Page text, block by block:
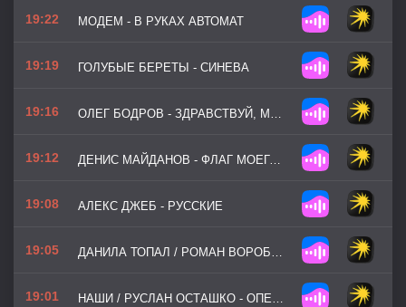
19:22 МОДЕМ - В РУКАХ АВТОМАТ
19:19 ГОЛУБЫЕ БЕРЕТЫ - СИНЕВА
19:16 ОЛЕГ БОДРОВ - ЗДРАВСТВУЙ, МАМА
19:12 ДЕНИС МАЙДАНОВ - ФЛАГ МОЕГО ГОСУДАРСТВА
19:08 АЛЕКС ДЖЕБ - РУССКИЕ
19:05 ДАНИЛА ТОПАЛ / РОМАН ВОРОБЬЁВ - АНГЕЛЫ
19:01 НАШИ / РУСЛАН ОСТАШКО - ОПЕРАЦИЯ ПОТОК